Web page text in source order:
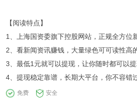
【阅读特点】
1、上海国资委旗下控股网站，正规全方位
2、看新闻资讯赚钱，大量绿色可可读性高
3、最低1元就可以提现，让你随时都可以提
4、提现稳定靠谱，长期大平台，你不容错过
免费 安全